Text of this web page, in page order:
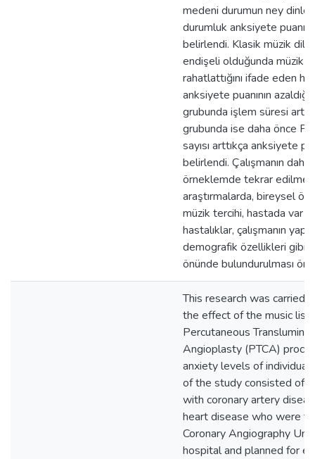
medeni durumun ney
durumluk anksiyete
belirlendi. Klasik müzik
endişeli olduğunda müzik
rahatlattığını ifade eden
anksiyete puanının
grubunda işlem süresi
grubunda ise daha önce
sayısı arttıkça anksiyete
belirlendi. Çalışmanın
örneklemde tekrar
araştırmalarda, bireysel
müzik tercihi, hastada var
hastalıklar, çalışmanın
demografik özellikleri gibi
önünde bulundurulması
This research was carried
the effect of the music
Percutaneous
Angioplasty (PTCA)
anxiety levels of
of the study consisted of
with coronary artery
heart disease who were
Coronary Angiography
hospital and planned for